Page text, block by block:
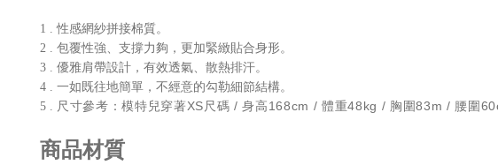
1 . 性感網紗拼接棉質。
2 . 包覆性強、支撐力夠，更加緊緻貼合身形。
3 . 優雅肩帶設計，有效透氣、散熱排汗。
4 . 一如既往地簡單，不經意的勾勒細節結構。
5 . 尺寸參考：模特兒穿著XS尺碼 / 身高168cm / 體重48kg / 胸圍83m / 腰圍
商品材質